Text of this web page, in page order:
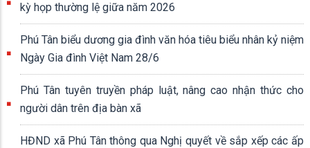
kỳ họp thường lệ giữa năm 2026
Phú Tân biểu dương gia đình văn hóa tiêu biểu nhân kỷ niệm
Ngày Gia đình Việt Nam 28/6
Phú Tân tuyên truyền pháp luật, nâng cao nhận thức cho
người dân trên địa bàn xã
HĐND xã Phú Tân thông qua Nghị quyết về sắp xếp các ấp